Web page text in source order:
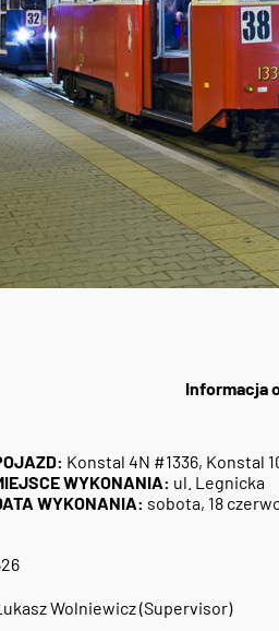
Informacja
Konstal 4N #1336, Konstal
WYKONANIA: ul. Legnicka
WYKONANIA: sobota, 18
Wolniewicz (Supervisor)